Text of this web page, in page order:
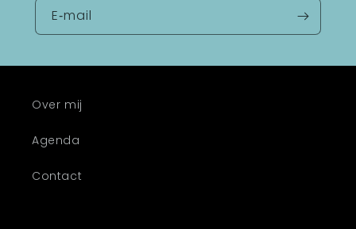
E‑mail
Over mij
Agenda
Contact